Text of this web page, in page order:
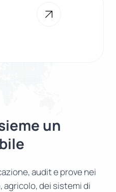
un
audit e prove nei
dei sistemi di